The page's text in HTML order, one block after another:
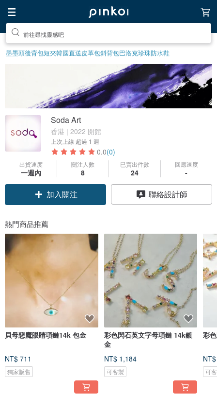
前往尋找靈感吧
墨墨頭後背包短夾韓國直送皮革包斜背包巴洛克珍珠防水鞋
Soda Art
香港 | 2022 開館
上次上線 超過 1 週
0.0(0)
出貨速度
一週內
關注人數
8
已賣出件數
24
回應速度
-
加入關注 聯絡設計師
熱門商品推薦
貝母惡魔眼睛項鏈14k 包金
NT$ 711
獨家販售
彩色閃石英文字母項鏈 14k鍍
金
NT$ 1,184
可客製
彩
可